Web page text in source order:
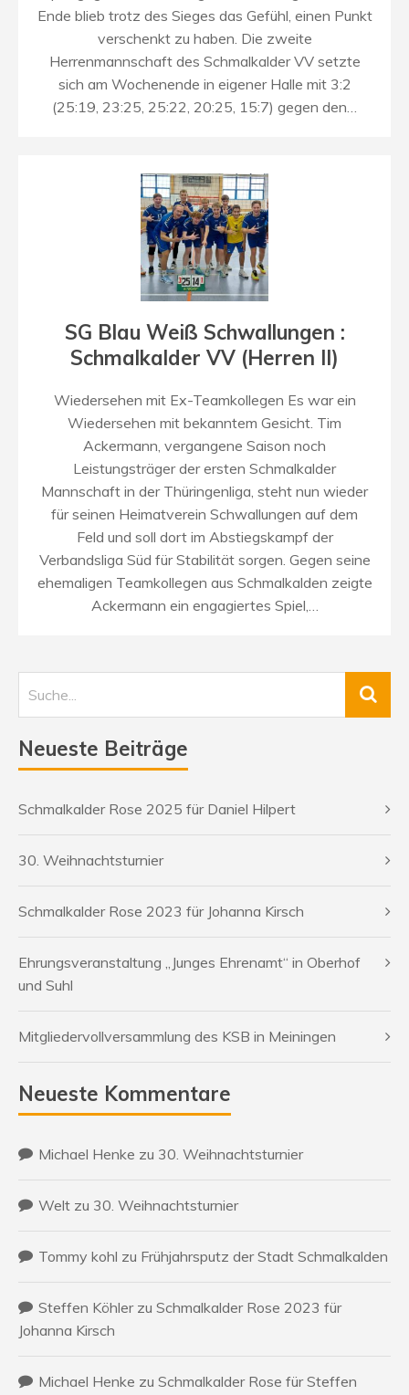
Ende blieb trotz des Sieges das Gefühl, einen Punkt
verschenkt zu haben. Die zweite
Herrenmannschaft des Schmalkalder VV setzte
sich am Wochenende in eigener Halle mit 3:2
(25:19, 23:25, 25:22, 20:25, 15:7) gegen den…
SG Blau Weiß Schwallungen :
Schmalkalder VV (Herren II)
Wiedersehen mit Ex-Teamkollegen Es war ein
Wiedersehen mit bekanntem Gesicht. Tim
Ackermann, vergangene Saison noch
Leistungsträger der ersten Schmalkalder
Mannschaft in der Thüringenliga, steht nun wieder
für seinen Heimatverein Schwallungen auf dem
Feld und soll dort im Abstiegskampf der
Verbandsliga Süd für Stabilität sorgen. Gegen seine
ehemaligen Teamkollegen aus Schmalkalden zeigte
Ackermann ein engagiertes Spiel,…
Neueste Beiträge
Schmalkalder Rose 2025 für Daniel Hilpert
30. Weihnachtsturnier
Schmalkalder Rose 2023 für Johanna Kirsch
Ehrungsveranstaltung „Junges Ehrenamt“ in Oberhof
und Suhl
Mitgliedervollversammlung des KSB in Meiningen
Neueste Kommentare
Michael Henke zu 30. Weihnachtsturnier
Welt zu 30. Weihnachtsturnier
Tommy kohl zu Frühjahrsputz der Stadt Schmalkalden
Steffen Köhlerzu Schmalkalder Rose 2023 für
Johanna Kirsch
Michael Henke zu Schmalkalder Rose für Steffen